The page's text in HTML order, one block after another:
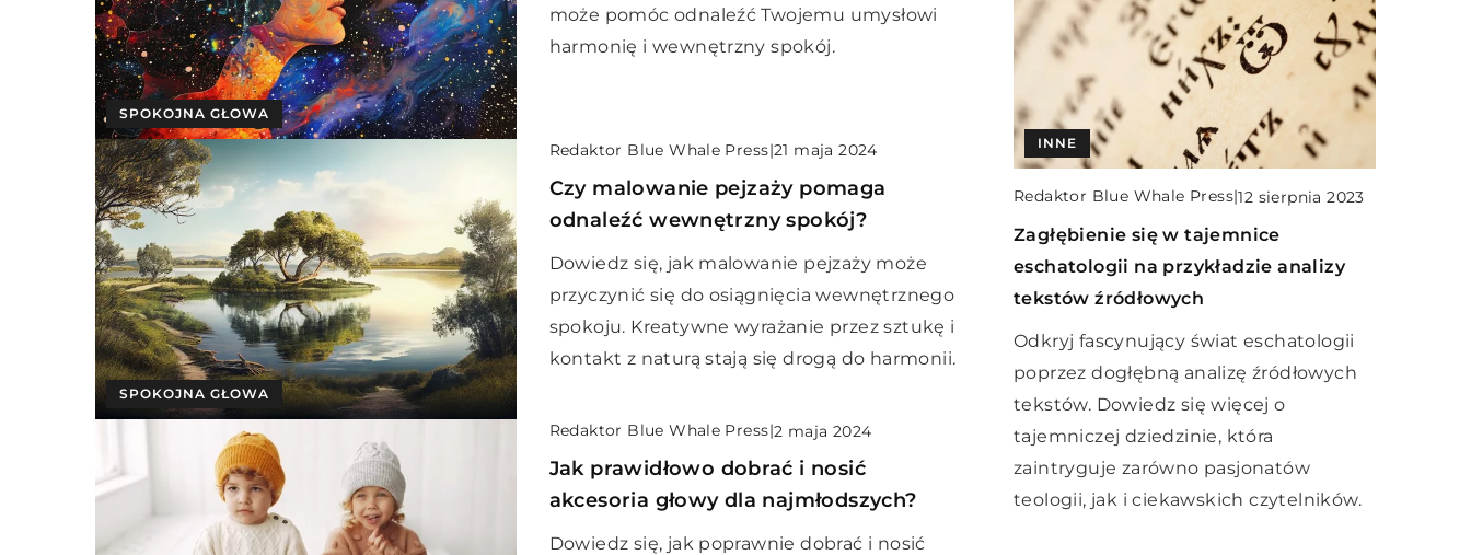
SPOKOJNA GŁOWA
może pomóc odnaleźć Twojemu umysłowi
harmonię i wewnętrzny spokój.
SPOKOJNA GŁOWA
Redaktor Blue Whale Press|21 maja 2024
Czy malowanie pejzaży pomaga
odnaleźć wewnętrzny spokój?
Dowiedz się, jak malowanie pejzaży może
przyczynić się do osiągnięcia wewnętrznego
spokoju. Kreatywne wyrażanie przez sztukę i
kontakt z naturą stają się drogą do harmonii.
Redaktor Blue Whale Press|2 maja 2024
Jak prawidłowo dobrać i nosić
akcesoria głowy dla najmłodszych?
Dowiedz się, jak poprawnie dobrać i nosić
INNE
Redaktor Blue Whale Press|5 maja 2026
Jakie składniki aktywne w kremach
przeciwzmarszczkowych są
najbardziej skuteczne?
Odkryj, jakie składniki aktywne w
kremach przeciwzmarszczkowych
mogą przynieść najlepsze rezultaty w
walce z oznakami starzenia się skóry.
Dowiedz się, na co zwrócić uwagę,
wybierając kosmetyk do pielęgnacji
INNE
Redaktor Blue Whale Press|12 sierpnia 2023
Zagłębienie się w tajemnice
eschatologii na przykładzie analizy
tekstów źródłowych
Odkryj fascynujący świat eschatologii
poprzez dogłębną analizę źródłowych
tekstów. Dowiedz się więcej o
tajemniczej dziedzinie, która
zaintryguje zarówno pasjonatów
teologii, jak i ciekawskich czytelników.
SPOKOJNA GŁOWA
Redaktor Blue Whale Press 11 kwietnia 2026
Jak codzienne nawyki wpływają na
Odkryj, jak małe zmiany w codziennych
nawykach mogą przynieść znaczące
korzyści dla Twojego zdrowia
psychicznego i ogólnego
samopoczucia.